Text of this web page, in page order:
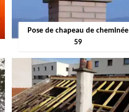
Pose de chapeau de cheminée
59